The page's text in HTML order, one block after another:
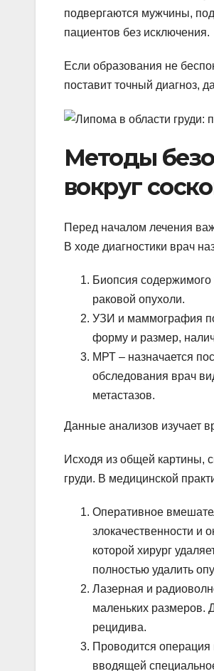
подвергаются мужчины,
пациентов без исключения.
Если образования не
поставит точный диагноз,
Методы
вокруг
Перед началом лечения
В ходе диагностики врач
Биопсия содержимого
раковой опухоли.
УЗИ и маммография
форму и размер,
МРТ – назначается
обследования врач
метастазов.
Данные анализов изучает
Исходя из общей картины,
груди. В медицинской
Оперативное
злокачественности и
которой хирург
полностью удалить
Лазерная и
маленьких размеров.
рецидива.
Проводится
вводящей